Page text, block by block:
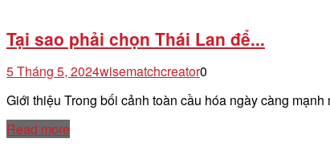
Tại sao phải chọn Thái Lan để...
5 Tháng 5, 2024wisematchcreator0
Giới thiệu Trong bối cảnh toàn cầu hóa ngày càng
Read more